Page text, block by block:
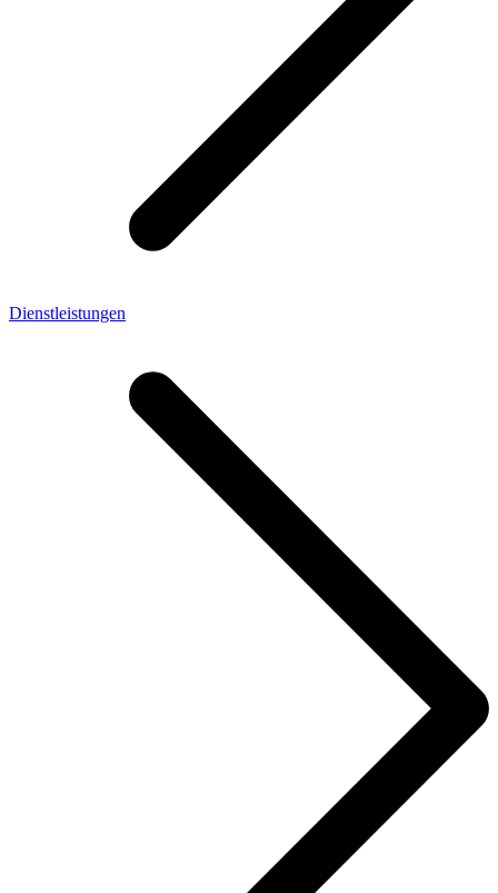
Dienstleistungen